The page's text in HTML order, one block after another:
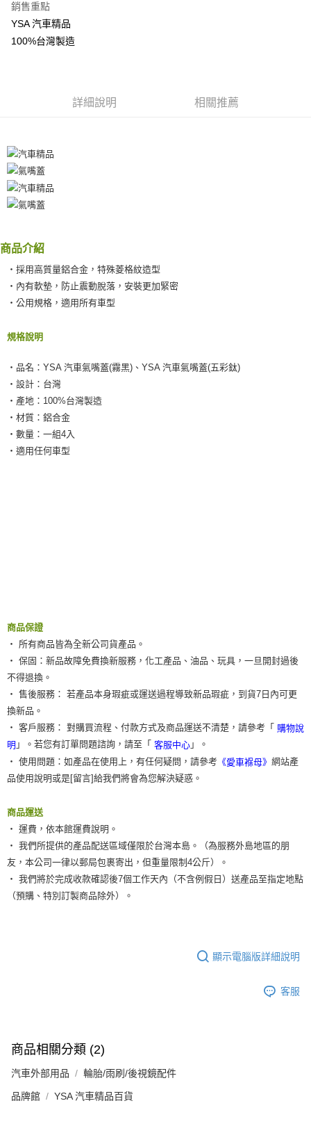
匯豐（台灣）商業銀行
聯邦商業銀行
元大商業銀行
街口支付
悠遊付
便利好安心！
１．簡單：不需註冊會員、不需綁卡、不需儲值。
２．便利：只要手機號碼，簡訊認證，即可結帳。
３．安心：先確認商品／服務後，再付款。
【「AFTEE先享後付」結帳流程】
２．訂單成立數日內，您將收到繳費通知簡訊。
ATM／網路銀行／等多元方式進行付款，方視為交易完成。
※ 請注意：結帳手續完成當下不需立刻繳費，但若您需要取消訂單，請聯絡
購買商品的店家。未經商家同意取消之訂單仍視為有效，需透過AFTEE先享
是否繳費成功／繳費後需取消欲退款等相關疑問，請聯繫「AFTEE先享後付
【注意事項】
１．透過由恩沛科技股份有限公司提供之「AFTEE先享後付」服務完成之交
易，需依本服務之必要範圍內提供個人資料，並將交易相關給付款項請求債
權轉讓予恩沛科技股份有限公司。
２．關於個人資料處理事宜，請瀏覽以下網址：
https://aftee.tw/terms/#terms3
３．未成年的使用者請事先徵得法定代理人或監護人之同意方可使用
運送方式
全家付款取貨
每筆NT$60，滿NT$490(含以上)免運費
每筆NT$55，滿NT$490(含以上)免運費
離島取貨加價40元
每筆NT$60，滿NT$800(含以上)免運費
每筆NT$55，滿NT$800(含以上)免運費
宅配(快速到貨)
每筆NT$100，滿NT$1,200(含以上)免運費
宅配(外島)
每筆NT$300
付款後門市自取
銷售重點
YSA 汽車精品
100%台灣製造
詳細說明 相關推薦
商品介紹
‧採用高質量鋁合金，特殊菱格紋造型
‧內有軟墊，防止震動脫落，安裝更加緊密
‧公用規格，適用所有車型
規格說明
‧品名：YSA 汽車氣嘴蓋(霧黑)、YSA 汽車氣嘴蓋(五彩鈦)
‧設計：台灣
‧產地：100%台灣製造
‧材質：鋁合金
‧數量：一組4入
‧適用任何車型
商品保證
‧ 所有商品皆為全新公司貨產品。
‧ 保固：新品故障免費換新服務，化工產品、油品、玩具，一旦開封過後
不得退換。
‧ 售後服務： 若產品本身瑕疵或運送過程導致新品瑕疵，到貨7日內可更
換新品。
‧ 客戶服務： 對購買流程、付款方式及商品運送不清楚，請參考「 購物說
明 」。若您有訂單問題諮詢，請至「 客服中心 」。
‧ 使用問題：如產品在使用上，有任何疑問，請參考 《愛車褓母》 網站產
品使用說明或是[留言]給我們將會為您解決疑惑。
商品運送
‧ 運費，依本館運費說明。
‧ 我們所提供的產品配送區域僅限於台灣本島。（為服務外島地區的朋
友，本公司一律以郵局包裹寄出，但重量限制4公斤）。
‧ 我們將於完成收款確認後7個工作天內（不含例假日）送產品至指定地點
（預購、特別訂製商品除外）。
顯示電腦版詳細說明
客服
商品相關分類 (2)
汽車外部用品 輪胎/雨刷/後視鏡配件
品牌館 YSA 汽車精品百貨